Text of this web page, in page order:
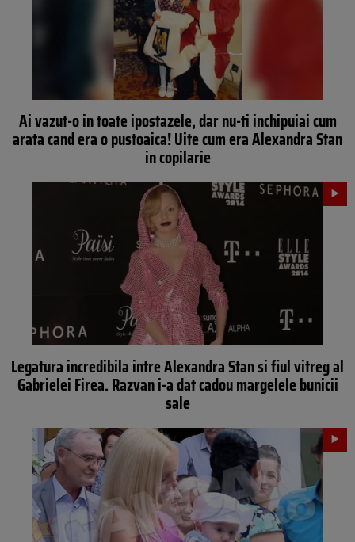
Ai vazut-o in toate ipostazele, dar nu-ti inchipuiai cum
arata cand era o pustoaica! Uite cum era Alexandra Stan
in copilarie
Legatura incredibila intre Alexandra Stan si fiul vitreg al
Gabrielei Firea. Razvan i-a dat cadou margelele bunicii
sale